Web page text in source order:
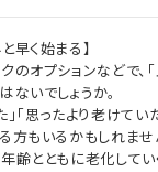
早く始まる】
のオプションなどで、
ないでしょうか。
「思ったより老けてい
方もいるかもしれませ
齢とともに老化してい